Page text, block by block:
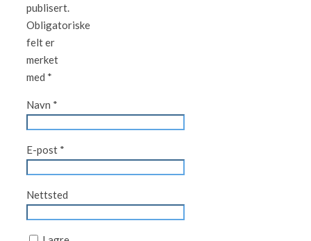
publisert.
Obligatoriske
felt er
merket
med *
Navn *
E-post *
Nettsted